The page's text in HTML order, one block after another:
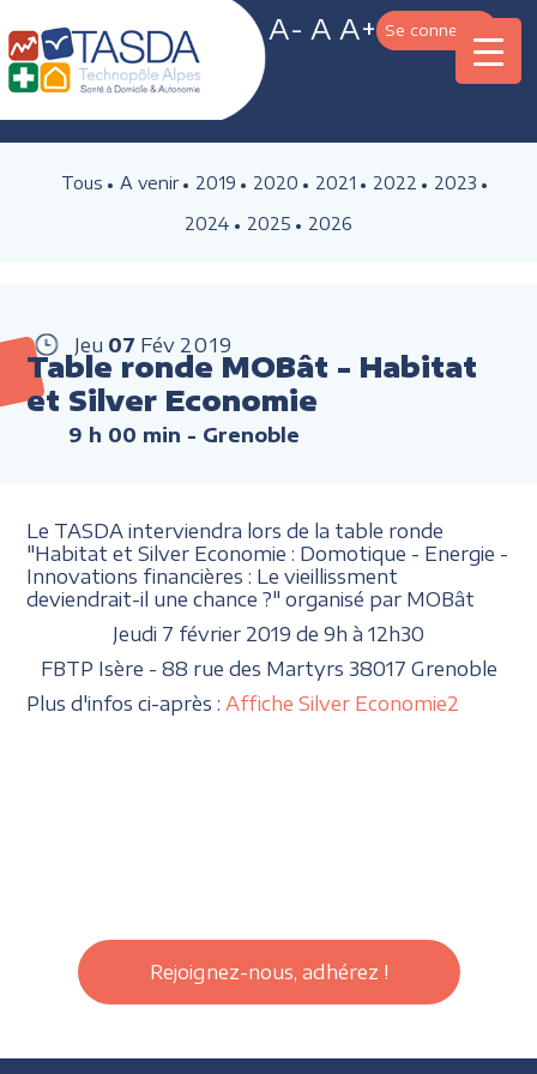
A- A A+ Se connecter
Tous A venir 2019 2020 2021 2022
2023
2024
2025 2026
Jeu 07 Fév 2019
Table ronde MOBât - Habitat
et Silver Economie
9 h 00 min - Grenoble
Le TASDA interviendra lors de la table ronde
"Habitat et Silver Economie : Domotique - Energie -
Innovations financières : Le vieillissment
deviendrait-il une chance ?" organisé par MOBât
Jeudi 7 février 2019 de 9h à 12h30
FBTP Isère - 88 rue des Martyrs 38017 Grenoble
Plus d'infos ci-après : Affiche Silver Economie2
Rejoignez-nous, adhérez !